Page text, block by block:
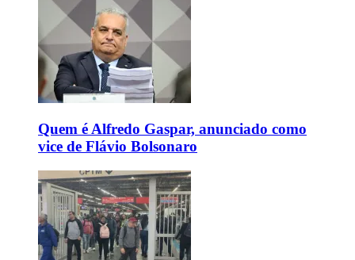
Quem é Alfredo Gaspar, anunciado como
vice de Flávio Bolsonaro